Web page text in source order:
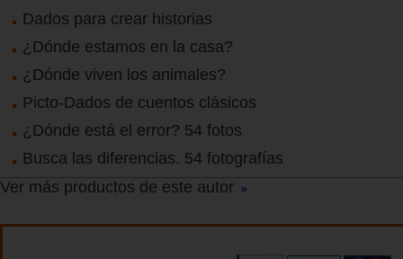
Dados para crear historias
¿Dónde estamos en la casa?
¿Dónde viven los animales?
Picto-Dados de cuentos clásicos
¿Dónde está el error? 54 fotos
Busca las diferencias. 54 fotografías
Ver más productos de este autor